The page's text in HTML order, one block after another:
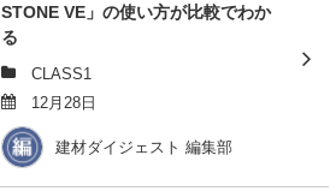
STONE VE」の使い方が比較でわか
る
CLASS1
12月28日
建材ダイジェスト 編集部